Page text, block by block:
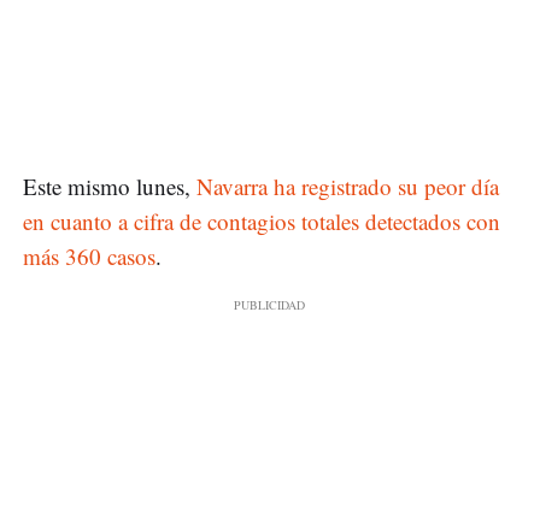
Este mismo lunes, Navarra ha registrado su peor día
en cuanto a cifra de contagios totales detectados con
más 360 casos.